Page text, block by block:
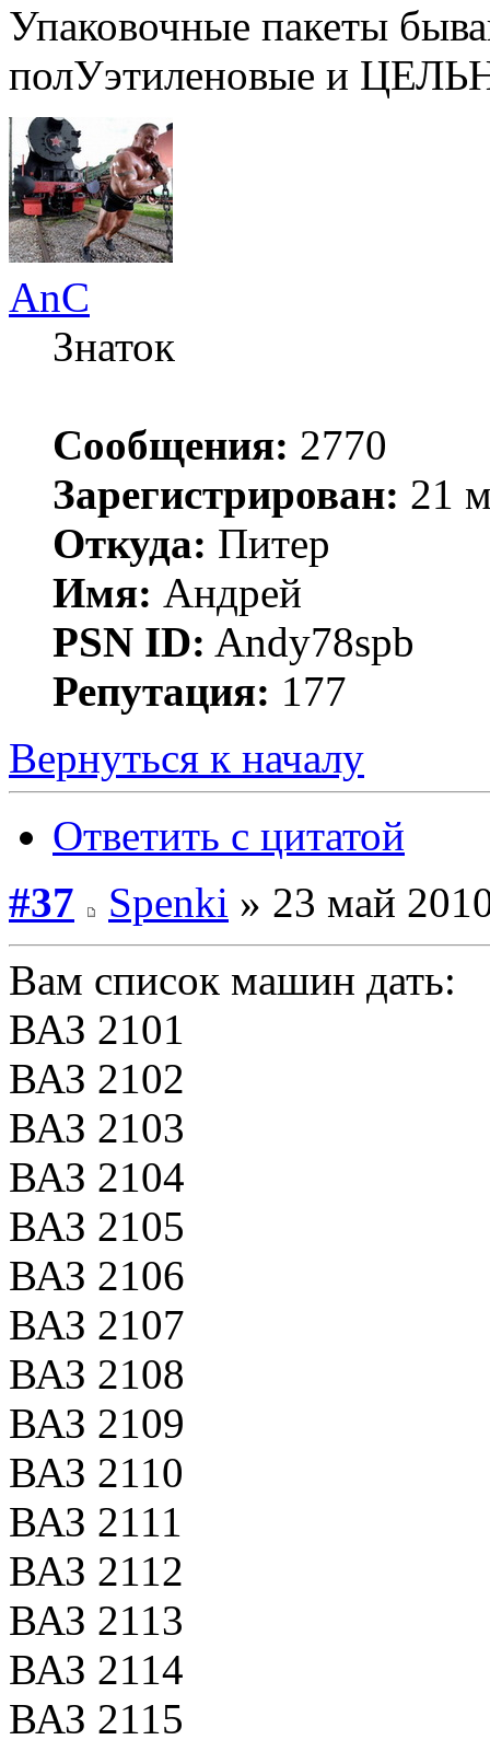
Упаковочные пакеты
полУэтиленовые и
AnC
Знаток
Сообщения: 2770
Зарегистрирован: 21
Откуда: Питер
Имя: Андрей
PSN ID: Andy78spb
Репутация: 177
Вернуться к началу
Ответить с цитатой
#37
Spenki » 23 май
Вам список машин дать:
ВАЗ 2101
ВАЗ 2102
ВАЗ 2103
ВАЗ 2104
ВАЗ 2105
ВАЗ 2106
ВАЗ 2107
ВАЗ 2108
ВАЗ 2109
ВАЗ 2110
ВАЗ 2111
ВАЗ 2112
ВАЗ 2113
ВАЗ 2114
ВАЗ 2115